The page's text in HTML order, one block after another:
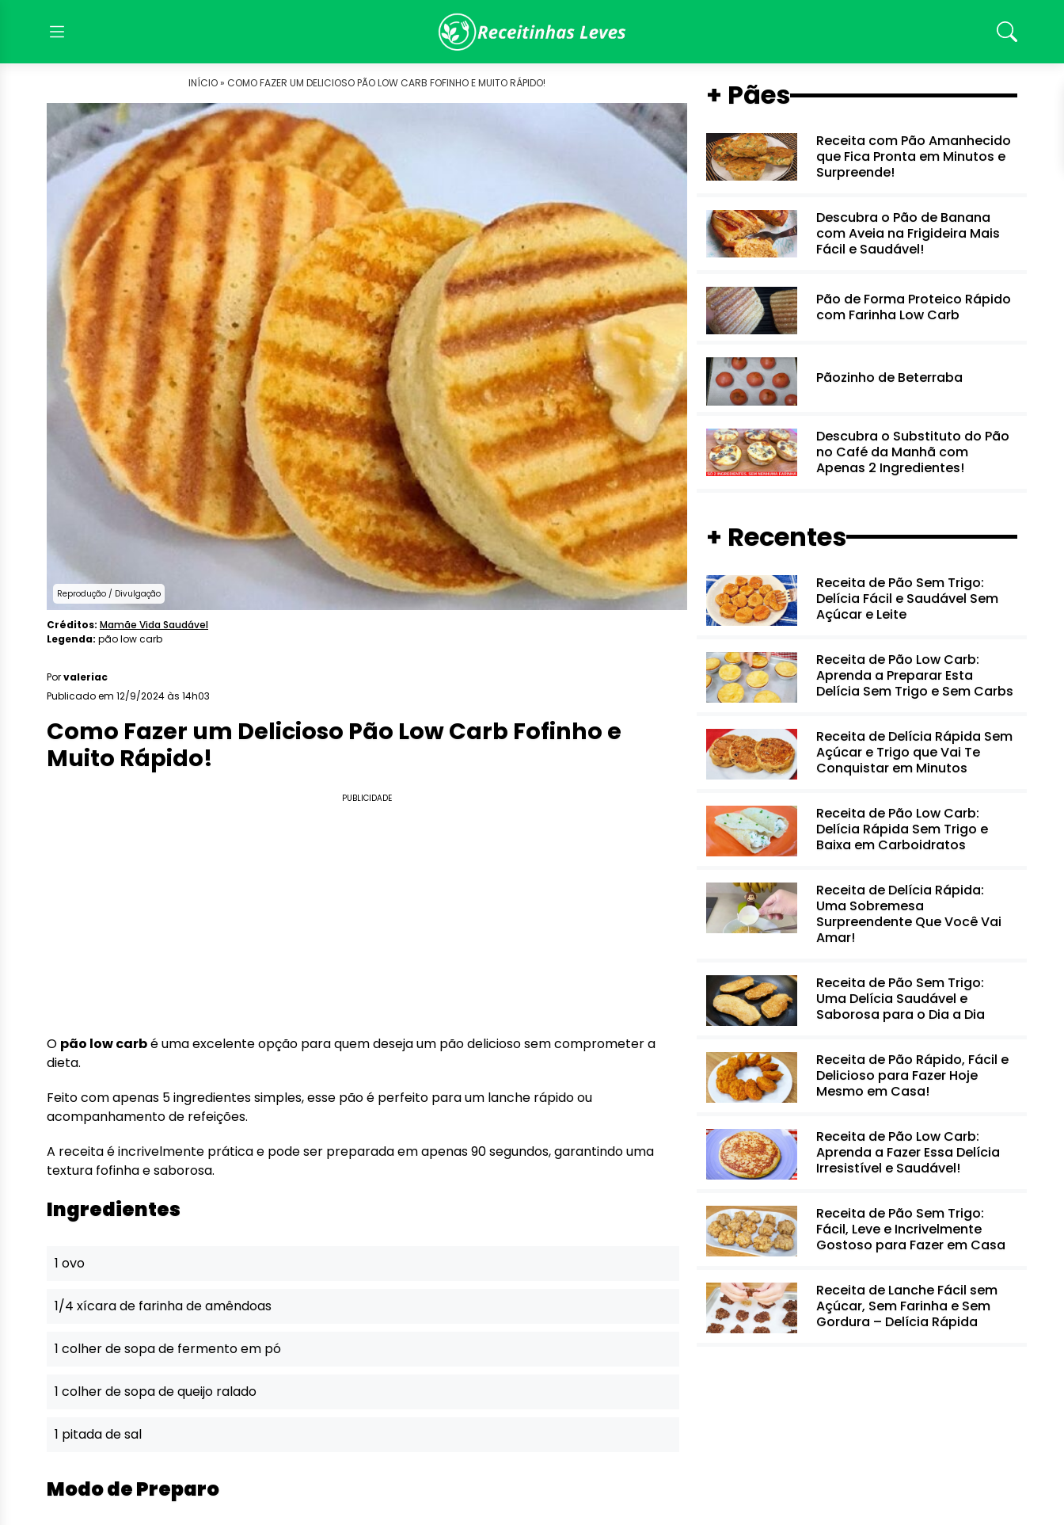
INÍCIO »COMO FAZER UM DELICIOSO PÃO LOW CARB FOFINHO E MUITO RÁPIDO!
Reprodução / Divulgação
Créditos: Mamãe Vida Saudável
Legenda: pão low carb
Porvaleriac
Publicado em 12/9/2024 às 14h03
Como Fazer um Delicioso Pão Low Carb Fofinho e
Muito Rápido!
PUBLICIDADE
O pão low carbé uma excelente opção para quem deseja um pão delicioso sem comprometer a
dieta.
Feito com apenas 5 ingredientes simples, esse pão é perfeito para um lanche rápido ou
acompanhamento de refeições.
A receita é incrivelmente prática e pode ser preparada em apenas 90 segundos, garantindo uma
textura fofinha e saborosa.
Ingredientes
1 ovo
1/4 xícara de farinha de amêndoas
1 colher de sopa de fermento em pó
1 colher de sopa de queijo ralado
1 pitada de sal
Modo de Preparo
+ Pães
Receita com Pão Amanhecido
que Fica Pronta em Minutos e
Surpreende!
Descubra o Pão de Banana
com Aveia na Frigideira Mais
Fácil e Saudável!
Pão de Forma Proteico Rápido
com Farinha Low Carb
Pãozinho de Beterraba
Descubra o Substituto do Pão
no Café da Manhã com
Apenas 2 Ingredientes!
+ Recentes
Receita de Pão Sem Trigo:
Delícia Fácil e Saudável Sem
Açúcar e Leite
Receita de Pão Low Carb:
Aprenda a Preparar Esta
Delícia Sem Trigo e Sem Carbs
Receita de Delícia Rápida Sem
Açúcar e Trigo que Vai Te
Conquistar em Minutos
Receita de Pão Low Carb:
Delícia Rápida Sem Trigo e
Baixa em Carboidratos
Receita de Delícia Rápida:
Uma Sobremesa
Surpreendente Que Você Vai
Amar!
Receita de Pão Sem Trigo:
Uma Delícia Saudável e
Saborosa para o Dia a Dia
Receita de Pão Rápido, Fácil e
Delicioso para Fazer Hoje
Mesmo em Casa!
Receita de Pão Low Carb:
Aprenda a Fazer Essa Delícia
Irresistível e Saudável!
Receita de Pão Sem Trigo:
Fácil, Leve e Incrivelmente
Gostoso para Fazer em Casa
Receita de Lanche Fácil sem
Açúcar, Sem Farinha e Sem
Gordura – Delícia Rápida